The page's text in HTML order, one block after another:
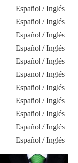
Español / Inglés
Español / Inglés
Español / Inglés
Español / Inglés
Español / Inglés
Español / Inglés
Español / Inglés
Español / Inglés
Español / Inglés
Español / Inglés
Español / Inglés